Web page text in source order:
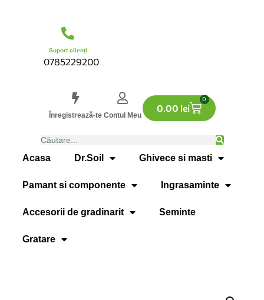
Suport clienți
0785229200
Înregistrează-te Contul Meu
0.00 lei
0
Acasa Dr.Soil Ghivece si masti
Pamant si componente Ingrasaminte
Accesorii de gradinarit Seminte
Gratare